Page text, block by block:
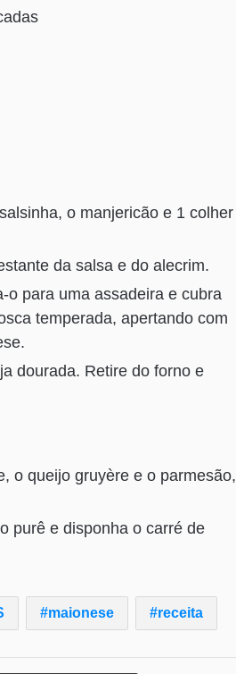
o manjericão e 1 colher
da salsa e do alecrim.
o para uma assadeira e cubra
temperada, apertando com
dourada. Retire do forno e
o queijo gruyère e o parmesão,
purê e disponha o carré de
maionese receita